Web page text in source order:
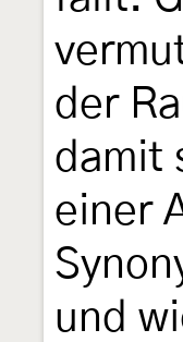
der
damit
einer
und